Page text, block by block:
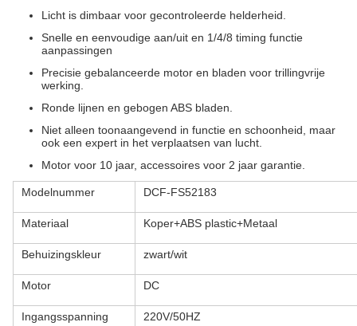
Licht is dimbaar voor gecontroleerde helderheid.
Snelle en eenvoudige aan/uit en 1/4/8 timing functie
aanpassingen
Precisie gebalanceerde motor en bladen voor trillingvrije
werking.
Ronde lijnen en gebogen ABS bladen.
Niet alleen toonaangevend in functie en schoonheid, maar
ook een expert in het verplaatsen van lucht.
Motor voor 10 jaar, accessoires voor 2 jaar garantie.
Modelnummer DCF-FS52183
Materiaal Koper+ABS plastic+Metaal
Behuizingskleur zwart/wit
Motor DC
Ingangsspanning 220V/50HZ